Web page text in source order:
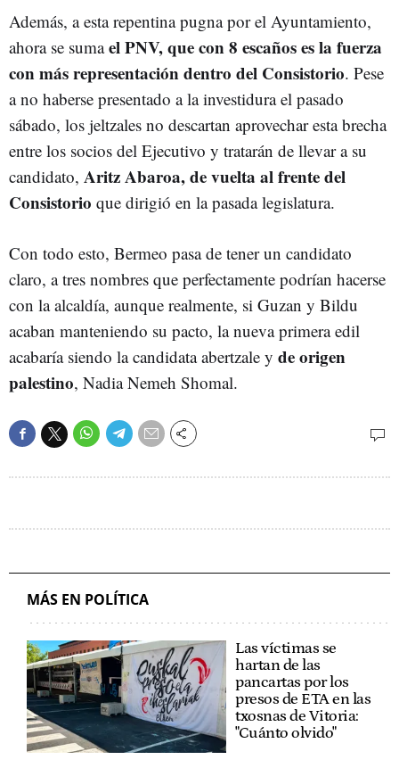
Además, a esta repentina pugna por el Ayuntamiento,
ahora se sumael PNV, que con 8 escaños es la fuerza
con más representación dentro del Consistorio. Pese
a no haberse presentado a la investidura el pasado
sábado, los jeltzales no descartan aprovechar esta brecha
entre los socios del Ejecutivo y tratarán de llevar a su
candidato, Aritz Abaroa, de vuelta al frente del
Consistorio que dirigió en la pasada legislatura.
Con todo esto, Bermeo pasa de tener un candidato
claro, a tres nombres que perfectamente podrían hacerse
con la alcaldía, aunque realmente, si Guzan y Bildu
acaban manteniendo su pacto, la nueva primera edil
acabaría siendo la candidata abertzale y de origen
palestino, Nadia Nemeh Shomal.
MÁS EN POLÍTICA
Las víctimas se
hartan de las
pancartas por los
presos de ETA en las
txosnas de Vitoria:
"Cuánto olvido"